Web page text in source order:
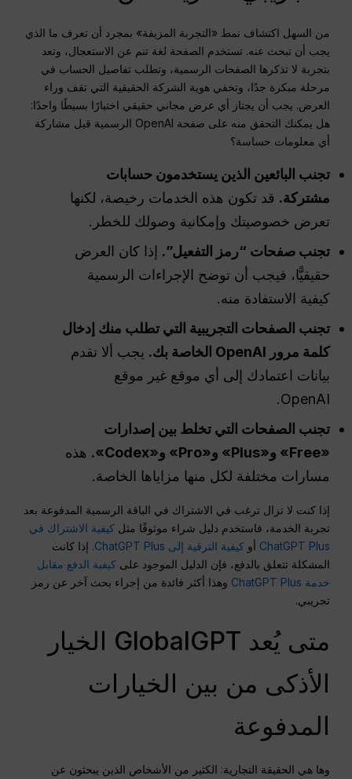
من السهل اكتشاف نمط «التجربة المزيفة» بمجرد أن تعرف ما الذي
يجب أن تبحث عنه. تستخدم الصفحة لغة تنم عن الاستعجال، وتعد
بتجربة لا تذكرها الصفحات الرسمية، وتطلب تفاصيل الحساب في
مرحلة مبكرة جدًا، وتخفي هوية الشركة الحقيقية التي تقف وراء
العرض. يجب أن يجتاز أي عرض مجاني حقيقي اختبارًا بسيطًا واحدًا:
هل يمكنك التحقق منه على صفحة OpenAI الرسمية قبل مشاركة
أي معلومات حساسة؟
تجنب البائعين الذين يستخدمون حسابات
مشتركة. قد تكون هذه الخدمات رخيصة، لكنها
تعرض خصوصيتك وإمكانية وصولك للخطر.
تجنب صفحات “رمز التفعيل”. إذا كان العرض
حقيقيًّا، فيجب أن توضح الإجراءات الرسمية
كيفية الاستفادة منه.
تجنب الصفحات التجريبية التي تطلب منك إدخال
كلمة مرور OpenAI الخاصة بك.
يجب ألا تقدم
بيانات اعتمادك إلى أي موقع غير موقع
OpenAI.
تجنب الصفحات التي تخلط بين إصدارات
«Free» و«Plus» و«Pro» و«Codex».
هذه
مسارات مختلفة لكل منها مزاياها الخاصة.
إذا كنت لا تزال ترغب في الاشتراك في الباقة الرسمية المدفوعة بعد
تجربة الخدمة، فاستخدم دليل شراء موثوقًا مثلكيفية الاشتراك في
ChatGPT Plus أوكيفية الترقية إلى ChatGPT Plus
. إذا كانت
المشكلة تتعلق بالدفع، فإن الدليل الموجود علىكيفية الدفع مقابل
خدمة ChatGPT Plus
وهذا أكثر فائدة من إجراء بحث آخر عن رمز
تجريبي.
متى يُعد GlobalGPT الخيار
الأذكى من بين الخيارات
المدفوعة
وها هي الحقيقة التجارية: الكثير من الأشخاص الذين يبحثون عن